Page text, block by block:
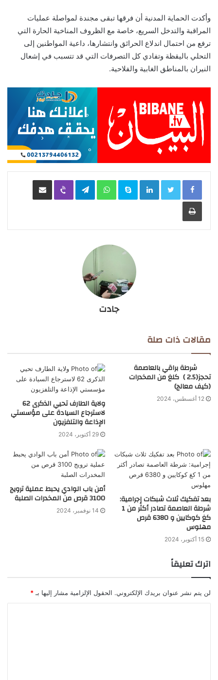
وأكدت الحماية المدنية أن فرقها تبقى مجندة لمواصلة عمليات
المراقبة والتدخل السريع، خاصة مع الظروف المناخية الحارة التي
ترفع من احتمال اندلاع الحرائق وانتشارها، داعية المواطنين إلى
التحلي باليقظة وتفادي كل التصرفات التي قد تتسبب في إشعال
النيران بالمناطق الغابية والفلاحية.
LinkedIn
Skype
WhatsApp
Telegram
Viber مشاركة عبر البريد
طباعة
جادت
مقالات ذات صلة
شرطة براقي بالعاصمة
تحجز(2.5 ) كلغ من المخدرات
(كيف معالج)
12 أغسطس، 2024 ولاية الطارف تحيي الذكرى 62
لاسترجاع السيادة على مؤسستي
الإذاعة والتلفزيون
29 أكتوبر، 2024
بعد تفكيك ثلاث شبكات إجرامية:
شرطة العاصمة تصادر أكثر من 1
كغ كوكايين و 6380 قرص
مهلوس
15 أكتوبر، 2024
أمن باب الوادي يحبط عملية ترويج
3100 قرص من المخدرات الصلبة
14 نوفمبر، 2024
اترك تعليقاً
لن يتم نشر عنوان بريدك الإلكتروني. الحقول الإلزامية مشار إليها بـ *